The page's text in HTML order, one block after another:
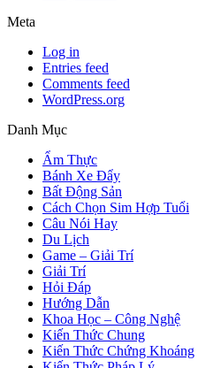
Meta
Log in
Entries feed
Comments feed
WordPress.org
Danh Mục
Ẩm Thực
Bánh Xe Đẩy
Bất Động Sản
Cách Chọn Sim Hợp Tuổi
Câu Nói Hay
Du Lịch
Game – Giải Trí
Giải Trí
Hỏi Đáp
Hướng Dẫn
Khoa Học – Công Nghệ
Kiến Thức Chung
Kiến Thức Chứng Khoáng